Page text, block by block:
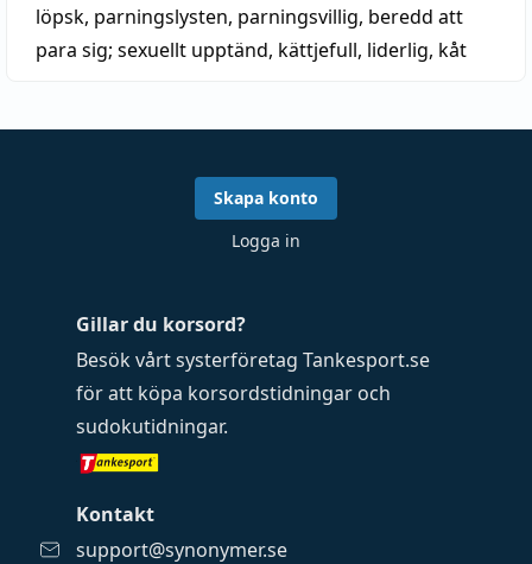
löpsk, parningslysten, parningsvillig, beredd att
para sig; sexuellt upptänd, kättjefull, liderlig, kåt
Gillar du korsord?
Besök vårt systerföretag Tankesport.se
för att köpa korsordstidningar och
sudokutidningar.
Kontakt
support@synonymer.se
Skapa konto
Logga in